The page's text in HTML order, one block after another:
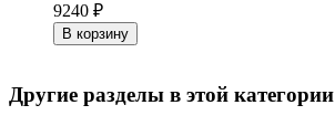
9240 ₽
В корзину
Другие разделы в этой категории